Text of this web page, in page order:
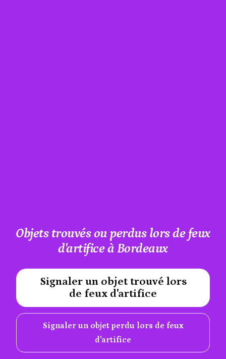
Objets trouvés ou perdus lors de feux
d'artifice à Bordeaux
Signaler un objet trouvé lors
de feux d'artifice
Signaler un objet perdu lors de feux
d'artifice
#A12AEB